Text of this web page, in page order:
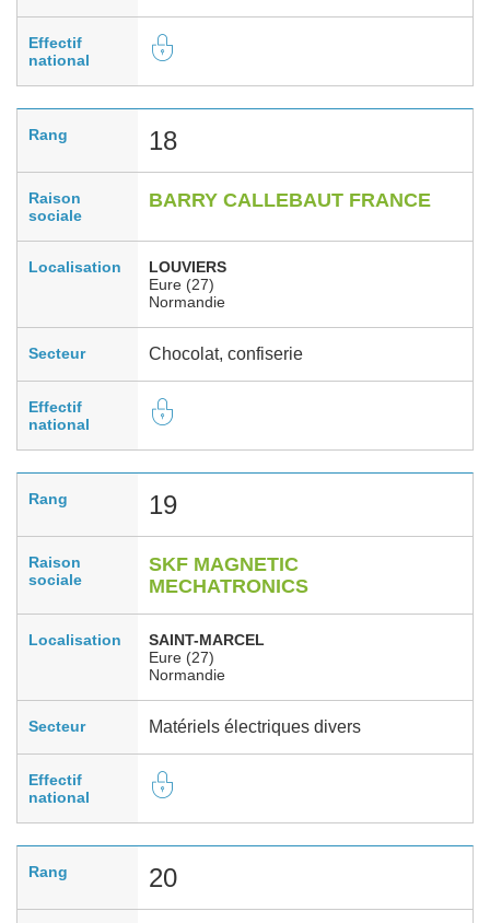
Effectif
national
Rang 18
Raison
sociale
BARRY CALLEBAUT FRANCE
Localisation
LOUVIERS
Eure (27)
Normandie
Secteur Chocolat, confiserie
Effectif
national
Rang 19
Raison
sociale
SKF MAGNETIC
MECHATRONICS
Localisation
SAINT-MARCEL
Eure (27)
Normandie
Secteur Matériels électriques divers
Effectif
national
Rang 20